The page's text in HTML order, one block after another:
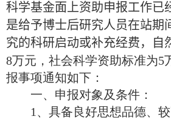
科学基金面上资助申报工作已
是给予博士后研究人员在站期
究的科研启动或补充经费，自
8万元，社会科学资助标准为5
报事项通知如下：
一、申报对象及条件：
1 、具备良好思想品德、